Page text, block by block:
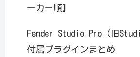
ーカー順】
Fender Studio Pro（旧
付属プラグインまとめ